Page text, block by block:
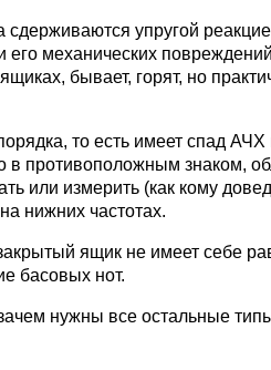
упругой
его механических
бывает, горят, но
то есть имеет спад
в противоположным знаком,
или измерить (как кому
нижних частотах.
ящик не имеет себе
басовых нот.
нужны все остальные типы